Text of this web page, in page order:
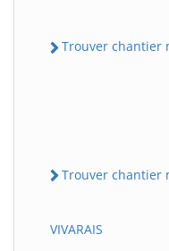
Trouver chantier
Trouver chantier
VIVARAIS